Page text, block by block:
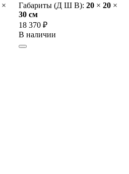
×
Габариты (Д Ш В): 20 × 20 ×
30 cм
18 370 ₽
В наличии